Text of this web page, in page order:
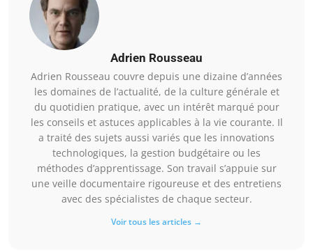
Adrien Rousseau
Adrien Rousseau couvre depuis une dizaine d’années
les domaines de l’actualité, de la culture générale et
du quotidien pratique, avec un intérêt marqué pour
les conseils et astuces applicables à la vie courante. Il
a traité des sujets aussi variés que les innovations
technologiques, la gestion budgétaire ou les
méthodes d’apprentissage. Son travail s’appuie sur
une veille documentaire rigoureuse et des entretiens
avec des spécialistes de chaque secteur.
Voir tous les articles →